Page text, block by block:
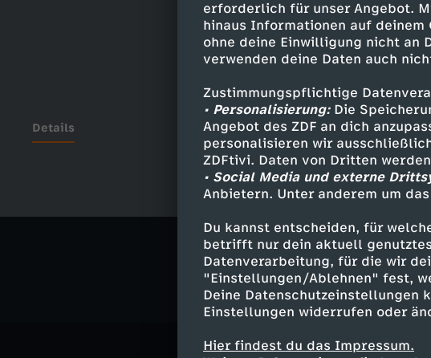
erforderlich für unser Angebot.
hinaus Informationen auf
ohne deine Einwilligung nicht an
verwenden deine Daten auch
Zustimmungspflichtige
• Personalisierung:Die
Angebot des ZDF an dich
personalisieren wir
ZDFtivi. Daten von Dritten
• Social Media und externe
Anbietern. Unter anderem um
Du kannst entscheiden, für
betrifft nur dein aktuell
Datenverarbeitung, für die wir
"Einstellungen/Ablehnen" fest,
Deine Datenschutzeinstellungen
Einstellungen widerrufen oder
Hier findest du das Impressum.
Details
Ähnliche Inhalte
Politik Magazin